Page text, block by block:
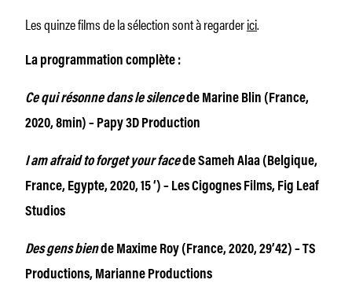
Les quinze films de la sélection sont à regarderici.
La programmation complète :
Ce qui résonne dans le silencede Marine Blin (France,
2020, 8min) – Papy 3D Production
I am afraid to forget your facede Sameh Alaa (Belgique,
France, Egypte, 2020, 15 ‘) – Les Cigognes Films, Fig Leaf
Studios
Des gens biende Maxime Roy (France, 2020, 29’42) – TS
Productions, Marianne Productions